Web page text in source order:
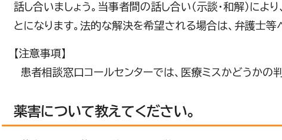
話し合いましょう。当事者間の話し合い（示談・和解）によ
とになります。法的な解決を希望される場合は、弁護士等
【注意事項】
患者相談窓口コールセンターでは、医療ミスかどうかの
薬害について教えてください。